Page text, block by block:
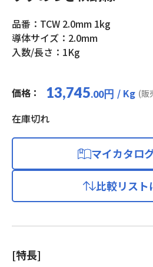
品番：TCW 2.0mm 1kg
導体サイズ：2.0mm
入数/長さ：1Kg
価格： 13,745.00円 / Kg (販
在庫切れ
マイカタロ
比較リスト
[特長]